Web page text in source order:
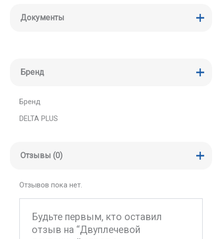
Документы
Бренд
Бренд
DELTA PLUS
Отзывы (0)
Отзывов пока нет.
Будьте первым, кто оставил
отзыв на “Двуплечевой